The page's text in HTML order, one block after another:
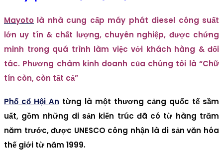
Mayoto là nhà cung cấp máy phát diesel công suất
lớn uy tín & chất lượng, chuyên nghiệp, được chứng
minh trong quá trình làm việc với khách hàng & đối
tác. Phương châm kinh doanh của chúng tôi là “Chữ
tín còn, còn tất cả”
Phố cổ Hội An từng là một thương cảng quốc tế sầm
uất, gồm những di sản kiến trúc đã có từ hàng trăm
năm trước, được UNESCO công nhận là di sản văn hóa
thế giới từ năm 1999.